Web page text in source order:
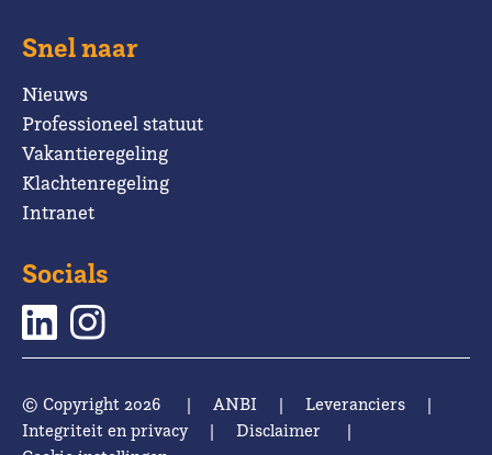
Snel naar
Nieuws
Professioneel statuut
Vakantieregeling
Klachtenregeling
Intranet
Socials
© Copyright 2026 | ANBI | Leveranciers
|
Integriteit en privacy
| Disclaimer
|